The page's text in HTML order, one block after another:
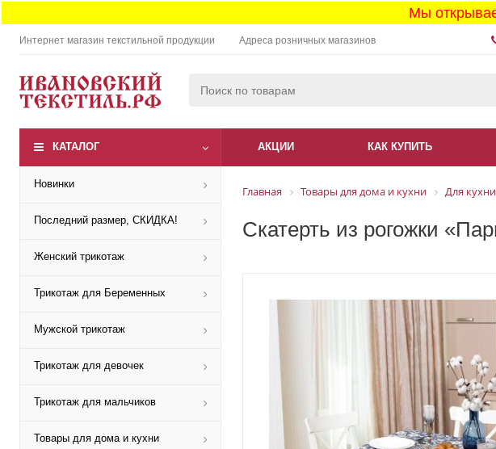
Мы
Интернет магазин текстильной продукции Адреса розничных магазинов
КАТАЛОГ АКЦИИ КАК КУПИТЬ
Новинки
Последний размер, СКИДКА!
Женский трикотаж
Трикотаж для Беременных
Мужской трикотаж
Трикотаж для девочек
Трикотаж для мальчиков
Товары для дома и кухни
Главная Товары для дома и кухни Для кухни
Скатерть из рогожки